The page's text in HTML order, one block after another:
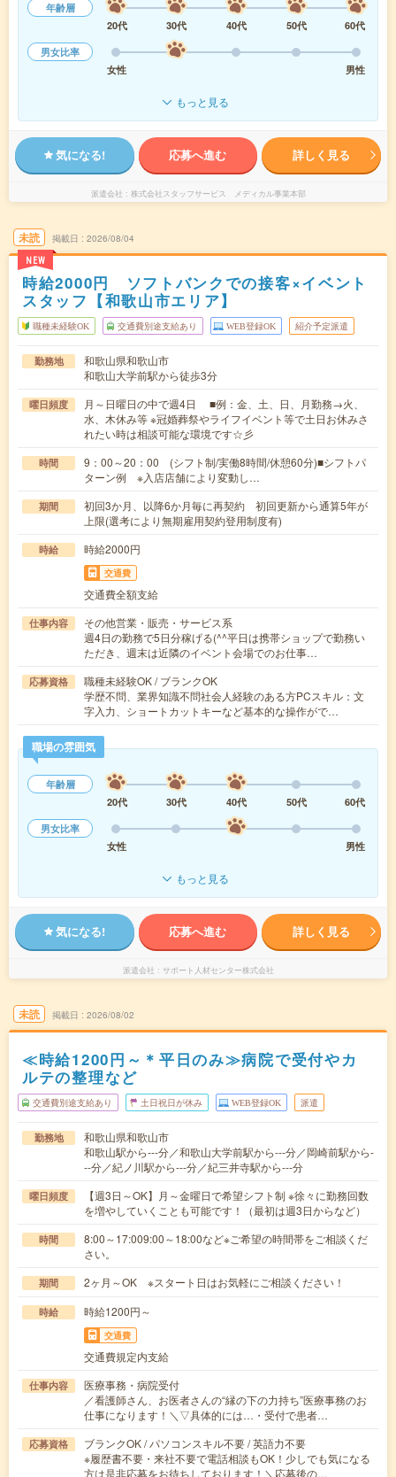
年齢層
20代
30代 40代 50代
60代
男女比率
女性
男性
もっと見る
気になる! 応募へ進む 詳しく見る
派遣会社 株式会社スタッフサービス メディカル事業本部
未読
NEW
掲載日 2026/08/04
時給2000円 ソフトバンクでの接客×イベント
スタッフ【和歌山市エリア】
職種未経験OK 交通費別途支給あり WEB登録OK 紹介予定派遣
勤務地
和歌山県和歌山市
和歌山大学前駅から徒歩3分
曜日頻度
月～日曜日の中で週4日 ■例：金、土、日、月勤務→火、
水、木休み等 ※冠婚葬祭やライフイベント等で土日お休みさ
れたい時は相談可能な環境です☆彡
時間
9：00～20：00 (シフト制/実働8時間/休憩60分)■シフトパ
ターン例 ※入店店舗により変動し…
期間
初回3か月、以降6か月毎に再契約 初回更新から通算5年が
上限(選考により無期雇用契約登用制度有)
時給 時給2000円
交通費
交通費全額支給
仕事内容
その他営業・販売・サービス系
週4日の勤務で5日分稼げる(^^平日は携帯ショップで勤務い
ただき、週末は近隣のイベント会場でのお仕事…
応募資格
職種未経験OK / ブランクOK
学歴不問、業界知識不問社会人経験のある方PCスキル：文
字入力、ショートカットキーなど基本的な操作がで…
職場の雰囲気
年齢層
20代
30代 40代 50代
60代
男女比率
女性
男性
もっと見る
気になる! 応募へ進む 詳しく見る
派遣会社 サポート人材センター株式会社
未読 掲載日 2026/08/02
≪時給1200円～＊平日のみ≫病院で受付やカ
ルテの整理など
交通費別途支給あり 土日祝日が休み WEB登録OK 派遣
勤務地
和歌山県和歌山市
和歌山駅から---分／和歌山大学前駅から---分／岡崎前駅から-
--分／紀ノ川駅から---分／紀三井寺駅から---分
曜日頻度
【週3日～OK】月～金曜日で希望シフト制 ※徐々に勤務回数
を増やしていくことも可能です！（最初は週3日からなど）
時間
8:00～17:009:00～18:00など※ご希望の時間帯をご相談くだ
さい。
期間 2ヶ月～OK ※スタート日はお気軽にご相談ください！
時給 時給1200円～
交通費
交通費規定内支給
仕事内容
医療事務・病院受付
／看護師さん、お医者さんの“縁の下の力持ち”医療事務のお
仕事になります！＼▽具体的には…・受付で患者…
応募資格
ブランクOK / パソコンスキル不要 / 英語力不要
※履歴書不要・来社不要で電話相談もOK！少しでも気になる
方は是非応募をお待ちしております！＼応募後の…